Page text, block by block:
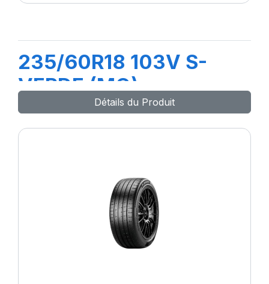
235/60R18 103V S-
VERDE (MO)
Détails du Produit